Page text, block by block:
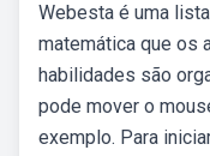
Webesta é uma
matemática que os
habilidades são
pode mover o
exemplo. Para